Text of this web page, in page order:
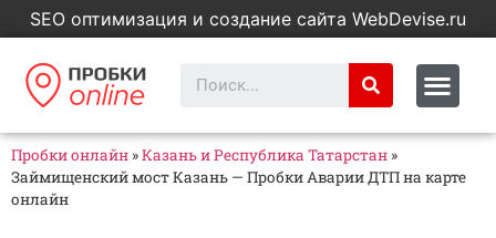
SEO оптимизация и создание сайта WebDevise.ru
Пробки онлайн »Казань и Республика Татарстан »
Займищенский мост Казань — Пробки Аварии ДТП на карте
онлайн